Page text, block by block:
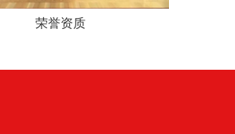
荣誉资质